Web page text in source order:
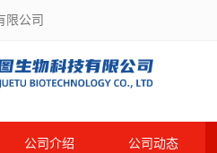
限公司
公司介绍 公司动态